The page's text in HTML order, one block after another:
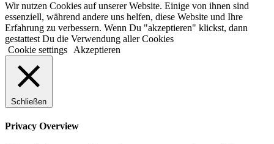
Wir nutzen Cookies auf unserer Website. Einige von ihnen sind
essenziell, während andere uns helfen, diese Website und Ihre
Erfahrung zu verbessern. Wenn Du "akzeptieren" klickst, dann
gestattest Du die Verwendung aller Cookies
Cookie settings
Akzeptieren
Schließen
Privacy Overview